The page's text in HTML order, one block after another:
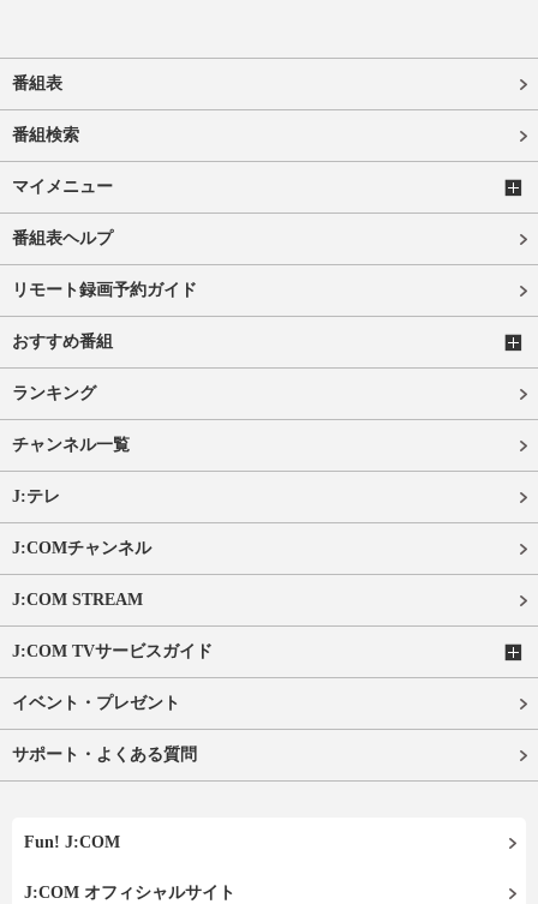
番組表
番組検索
マイメニュー
番組表ヘルプ
リモート録画予約ガイド
おすすめ番組
ランキング
チャンネル一覧
J:テレ
J:COMチャンネル
J:COM STREAM
J:COM TVサービスガイド
イベント・プレゼント
サポート・よくある質問
Fun! J:COM
J:COM オフィシャルサイト